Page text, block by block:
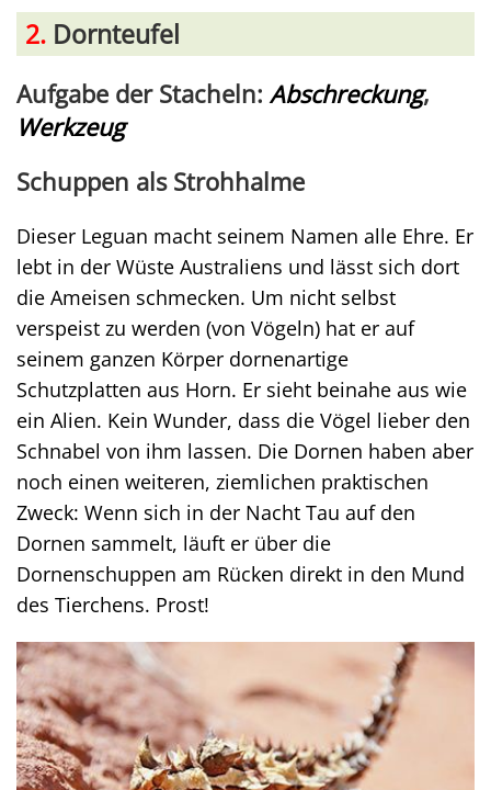
2. Dornteufel
Aufgabe der Stacheln: Abschreckung,
Werkzeug
Schuppen als Strohhalme
Dieser Leguan macht seinem Namen alle Ehre. Er
lebt in der Wüste Australiens und lässt sich dort
die Ameisen schmecken. Um nicht selbst
verspeist zu werden (von Vögeln) hat er auf
seinem ganzen Körper dornenartige
Schutzplatten aus Horn. Er sieht beinahe aus wie
ein Alien. Kein Wunder, dass die Vögel lieber den
Schnabel von ihm lassen. Die Dornen haben aber
noch einen weiteren, ziemlichen praktischen
Zweck: Wenn sich in der Nacht Tau auf den
Dornen sammelt, läuft er über die
Dornenschuppen am Rücken direkt in den Mund
des Tierchens. Prost!